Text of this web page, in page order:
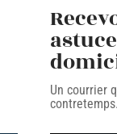
Un courrier